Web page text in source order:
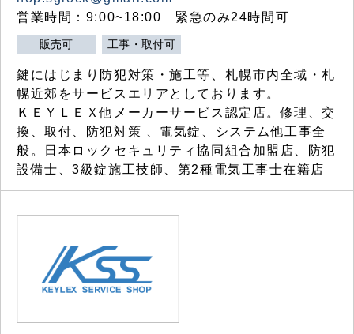
営業時間：9:00~18:00 緊急のみ24時間可
販売可 工事・取付可
鍵にはじまり防犯対策・施工等、札幌市内全域・札
幌近郊をサービスエリアとしております。
ＫＥＹＬＥＸ他メーカーサービス認定店。修理、交
換、取付、防犯対策 、電気錠、システム他工事全
般。日本ロックセキュリティ協同組合加盟店、防犯
設備士、3級錠施工技師、第2種電気工事士在籍店